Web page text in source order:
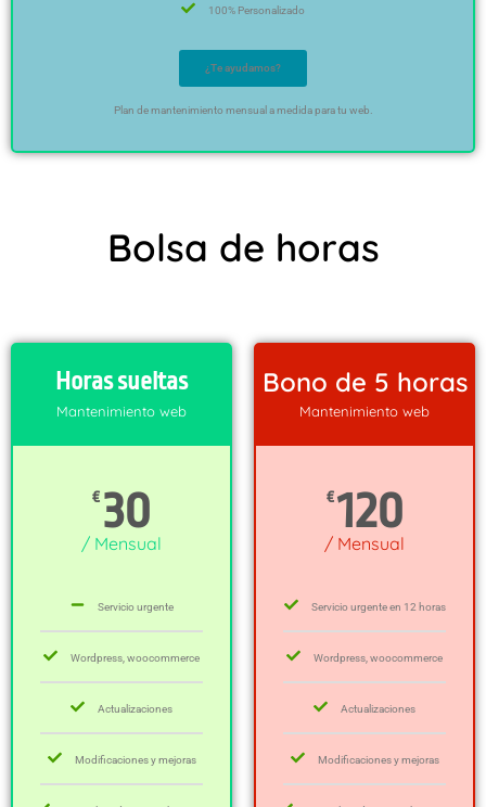
100% Personalizado
¿Te ayudamos?
Plan de mantenimiento mensual a medida para tu web.
Bolsa de horas
Horas sueltas
Mantenimiento web
€ 30
/ Mensual
Servicio urgente
Wordpress, woocommerce
Actualizaciones
Modificaciones y mejoras
Bono de 5 horas
Mantenimiento web
€ 120
/ Mensual
Servicio urgente en 12 horas
Wordpress, woocommerce
Actualizaciones
Modificaciones y mejoras